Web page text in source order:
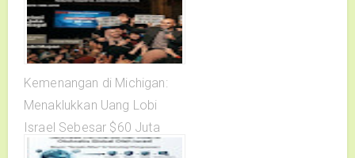
Kemenangan di Michigan:
Menaklukkan Uang Lobi
Israel Sebesar $60 Juta